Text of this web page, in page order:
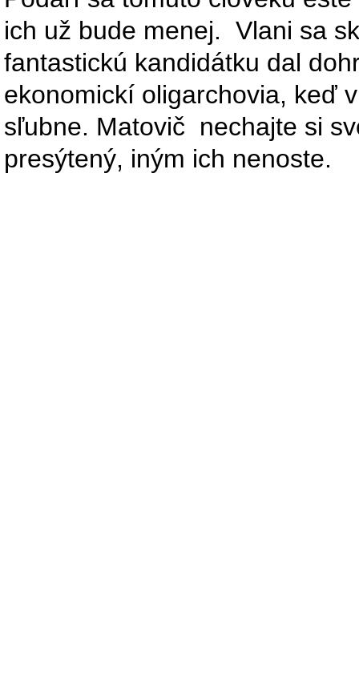
ich už bude menej. Vlani sa
fantastickú kandidátku dal
ekonomickí oligarchovia, keď
sľubne. Matovič nechajte si
presýtený, iným ich nenoste.